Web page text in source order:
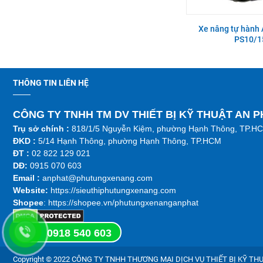
Bugi đánh lửa xe nâng EP
WF491GP
Bánh răng bơm thủy lực xe
nâng Toyota 1DZ 7-8FD10-30
Đai ốc xe nâng Cascade 55F-
SSS-A270
Xích xe nâng BL1634/LH3234
13T-15T
FRB15-6
Khớp bản lề nắp capo xe nâng
Hangcha , FD15~35, FG15~30
7FB20-30, 6-8FD28-30, 6-
8FG28-30, FDZN20-30
Cánh quạt xe nâng Nissan
TD27
Bộ phớt xi lanh nghiêng xe nâng
TCM FD50-100Z8
Motor khởi động xe nâng
Yanmar
4D92E/4TNE92/4D94E/4D94LE/4TNE94/4D98E/4TNE98/
Xe nâng tự hành
PS10/
THÔNG TIN LIÊN HỆ
CÔNG TY TNHH TM DV THIẾT BỊ KỸ THUẬT AN
Trụ sở chính : 818/1/5 Nguyễn Kiệm, phường Hạnh Thông,
ĐKD : 5/14 Hạnh Thông, phường Hạnh Thông, TP.HCM
ĐT : 02 822 129 021
DĐ: 0915 070 603
Email : anphat@phutungxenang.com
Website: https://sieuthiphutungxenang.com
Shopee: https://shopee.vn/phutungxenanganphat
Copyright © 2022 CÔNG TY TNHH THƯƠNG MẠI DỊCH VỤ THIẾT BỊ KỸ
0918 540 603